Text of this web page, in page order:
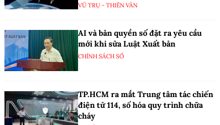
VŨ TRỤ - THIÊN VĂN
AI và bản quyền số đặt ra yêu cầu
mới khi sửa Luật Xuất bản
CHÍNH SÁCH SỐ
TP.HCM ra mắt Trung tâm tác chiến
điện tử 114, số hóa quy trình chữa
cháy